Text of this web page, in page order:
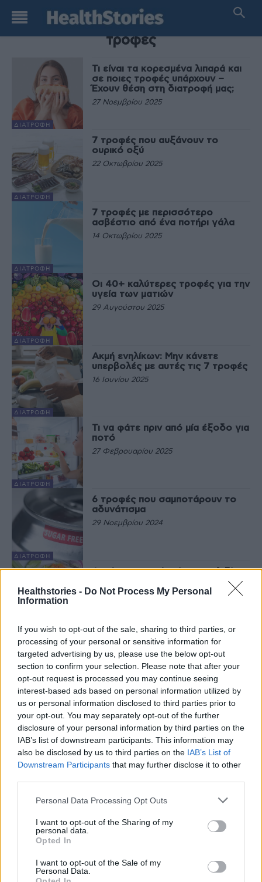
Healthstories - Do Not Process My Personal
Information
If you wish to opt-out of the sale, sharing to third parties, or
processing of your personal or sensitive information for
targeted advertising by us, please use the below opt-out
section to confirm your selection. Please note that after your
opt-out request is processed you may continue seeing
interest-based ads based on personal information utilized by
us or personal information disclosed to third parties prior to
your opt-out. You may separately opt-out of the further
disclosure of your personal information by third parties on the
IAB’s list of downstream participants. This information may
also be disclosed by us to third parties on the IAB’s List of
Downstream Participants that may further disclose it to other
Personal Data Processing Opt Outs
I want to opt-out of the Sharing of my
personal data.
Opted In
I want to opt-out of the Sale of my
Personal Data.
TAG
τροφές
ΔΙΑΤΡΟΦΉ
Τι είναι τα κορεσμένα λιπαρά και
σε ποιες τροφές υπάρχουν –
Έχουν θέση στη διατροφή μας;
27 Νοεμβρίου 2025
ΔΙΑΤΡΟΦΉ
7 τροφές που αυξάνουν το
ουρικό οξύ
22 Οκτωβρίου 2025
ΔΙΑΤΡΟΦΉ
7 τροφές με περισσότερο
ασβέστιο από ένα ποτήρι γάλα
14 Οκτωβρίου 2025
ΔΙΑΤΡΟΦΉ
Οι 40+ καλύτερες τροφές για την
υγεία των ματιών
29 Αυγούστου 2025
ΔΙΑΤΡΟΦΉ
Ακμή ενηλίκων: Μην κάνετε
υπερβολές με αυτές τις 7 τροφές
16 Ιουνίου 2025
ΔΙΑΤΡΟΦΉ
Τι να φάτε πριν από μία έξοδο για
ποτό
27 Φεβρουαρίου 2025
ΔΙΑΤΡΟΦΉ
6 τροφές που σαμποτάρουν το
αδυνάτισμα
29 Νοεμβρίου 2024
ΔΙΑΤΡΟΦΉ
Αυτές οι τροφές είναι το ελιξίριο
υγείας, σύμφωνα με έρευνα
CDC: 8 τροφές που μπορεί να
προκαλέσουν τροφική
δηλητηρίαση
17 Σεπτεμβρίου 2024
Οι 5 τροφές που ενισχύουν το
άγχος
10 Σεπτεμβρίου 2024
2 3
9 πράγματα που δεν πρέπει να